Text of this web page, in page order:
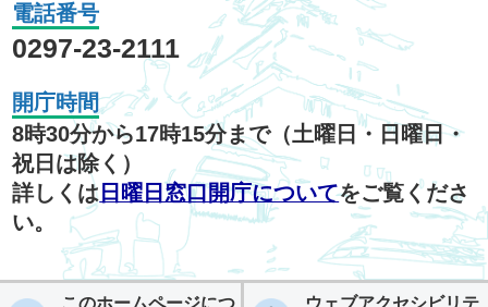
電話番号
0297-23-2111
開庁時間
8時30分から17時15分まで（土曜日・日曜日・
祝日は除く）
詳しくは 日曜日窓口開庁についてをご覧くださ
い。
このホームページにつ ウェブアクセシビリテ